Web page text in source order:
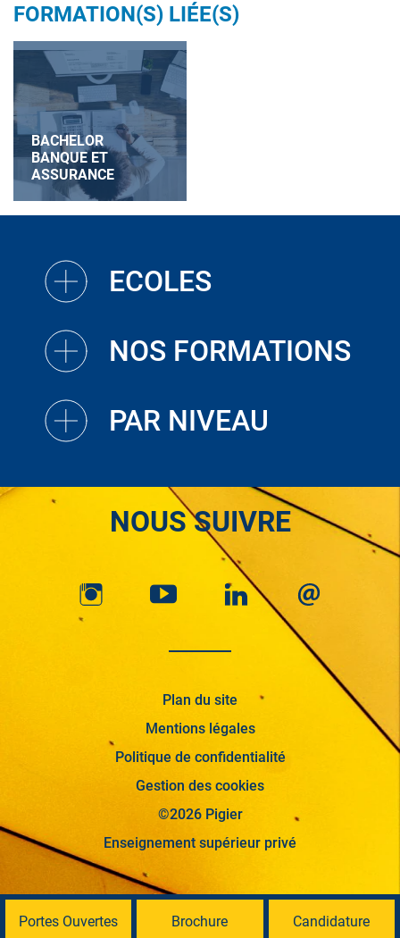
FORMATION(S) LIÉE(S)
BACHELOR
BANQUE ET
ASSURANCE
ECOLES
NOS FORMATIONS
PAR NIVEAU
NOUS SUIVRE
Plan du site
Mentions légales
Politique de confidentialité
Gestion des cookies
©2026 Pigier
Enseignement supérieur privé
Portes Ouvertes Brochure Candidature